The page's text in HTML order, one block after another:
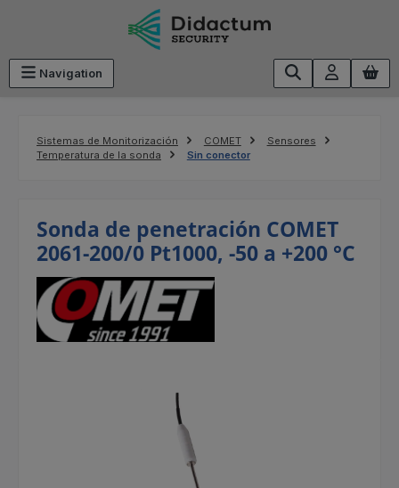
Saltar al contenido principal
Navigation
Sistemas de Monitorización COMET
Sensores
Temperatura de la sonda
Sin conector
Sonda de penetración COMET
2061-200/0 Pt1000, -50 a +200 °C